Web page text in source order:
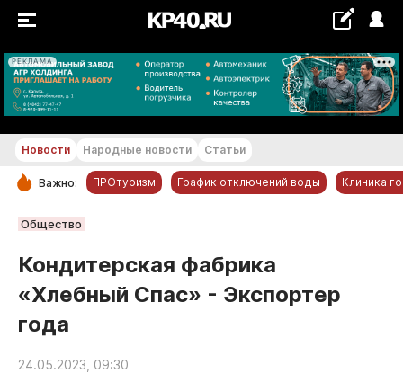
РЕКЛАМА
+18...+19 °С
РУБРИКИ
Новости компаний
Статьи
Народные новости
Авто и транспорт
Благоустройство
Новости Народные новости Статьи
Важно: ПРОтуризм График отключений воды Клиника
Общество
Кондитерская фабрика
«Хлебный Спас» - Экспортер
года
24.05.2023, 09:30